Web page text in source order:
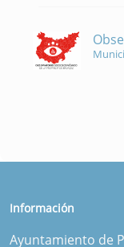
Información
Ayuntamiento de